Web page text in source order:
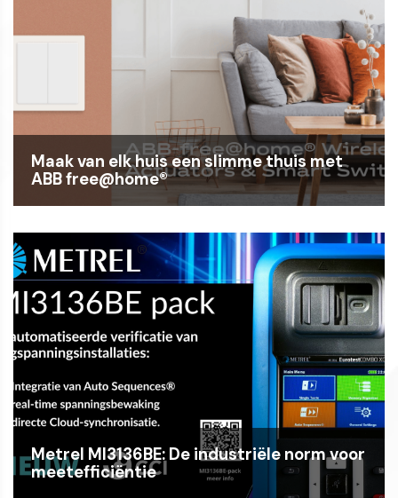
Maak van elk huis een slimme thuis met
ABB free@home®
Metrel MI3136BE: De industriële norm voor
meetefficiëntie